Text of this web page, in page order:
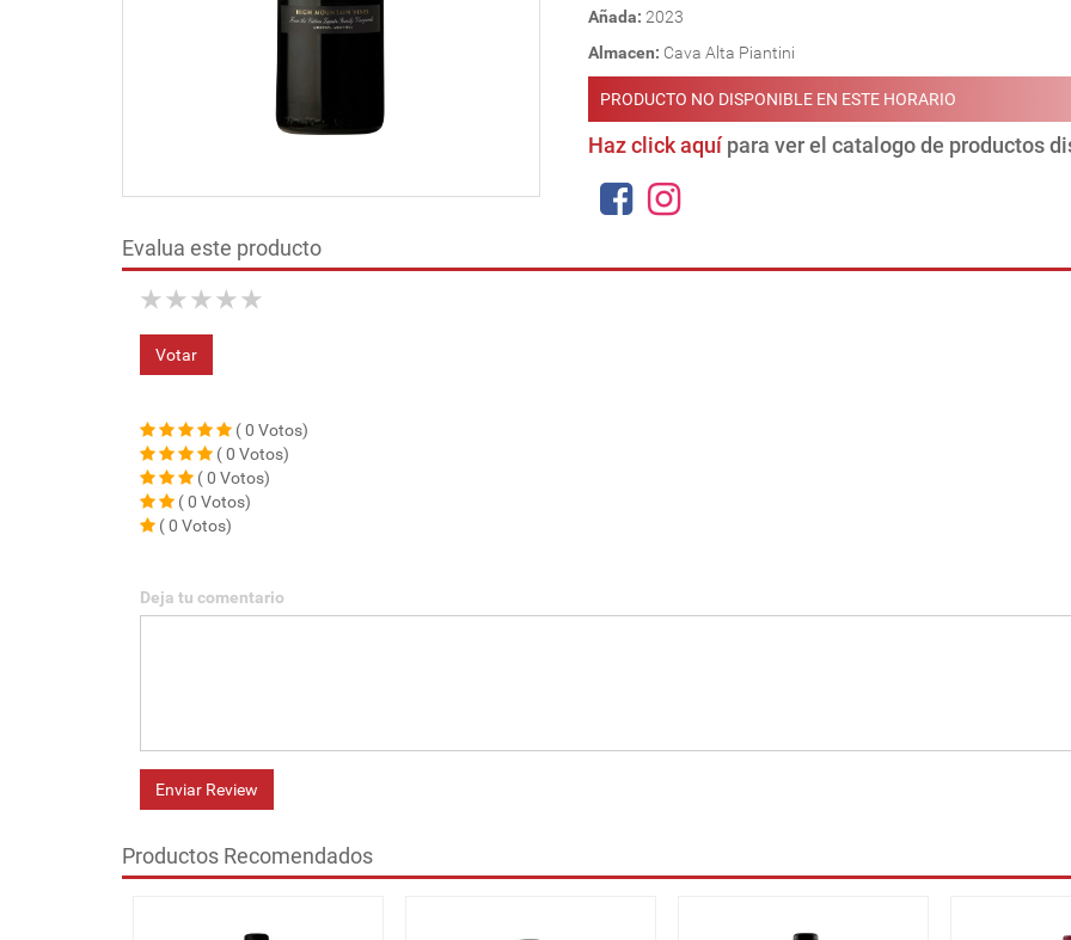
Añada: 2023
Almacen: Cava Alta Piantini
PRODUCTO NO DISPONIBLE EN ESTE HORARIO
Haz click aquípara ver el catalogo de productos
Evalua este producto
★
★
★
★
★
Votar
( 0 Votos)
( 0 Votos)
( 0 Votos)
( 0 Votos)
( 0 Votos)
Deja tu comentario
Enviar Review
Productos Recomendados